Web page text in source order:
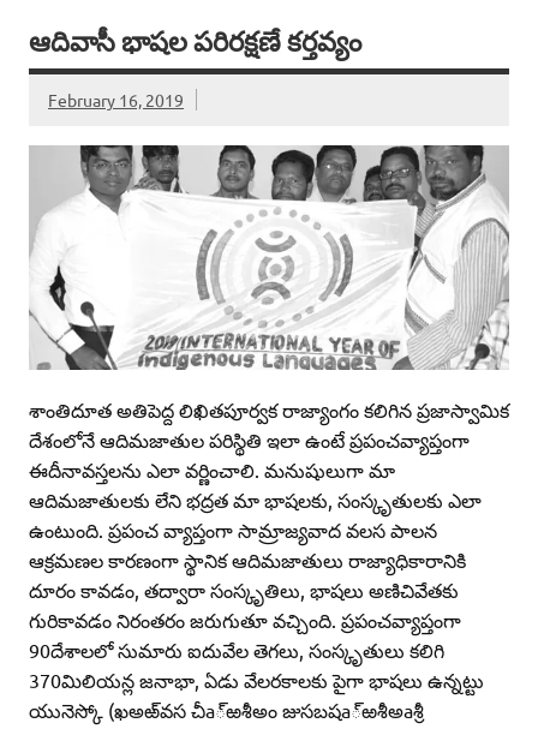
ఆదివాసీ భాషల పరిరక్షణే కర్తవ్యం
February 16, 2019
శాంతిదూత అతిపెద్ద లిఖితపూర్వక రాజ్యాంగం కలిగిన ప్రజాస్వామిక
దేశంలోనే ఆదిమజాతుల పరిస్థితి ఇలా ఉంటే ప్రపంచవ్యాప్తంగా
ఈదీనావస్తలను ఎలా వర్ణించాలి. మనుషులుగా మా
ఆదిమజాతులకు లేని భద్రత మా భాషలకు, సంస్కృతులకు ఎలా
ఉంటుంది. ప్రపంచ వ్యాప్తంగా సామ్రాజ్యవాద వలస పాలన
ఆక్రమణల కారణంగా స్థానిక ఆదిమజాతులు రాజ్యాధికారానికి
దూరం కావడం, తద్వారా సంస్కృతిలు, భాషలు అణిచివేతకు
గురికావడం నిరంతరం జరుగుతూ వచ్చింది. ప్రపంచవ్యాప్తంగా
90దేశాలలో సుమారు ఐదువేల తెగలు, సంస్కృతులు కలిగి
370మిలియన్ల జనాభా, ఏడు వేలరకాలకు పైగా భాషలు ఉన్నట్టు
యునెస్కో (ఖఅఱ్‌వస చీa్‌ఱశీఅం జుసబషa్‌ఱశీఅaశ్రీ